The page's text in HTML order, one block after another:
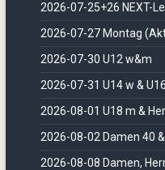
2026-07-25+26 NEXT-
2026-07-27 Montag
2026-07-30 U12 w&m
2026-07-31 U14 w &
2026-08-01 U18 m &
2026-08-02 Damen 40
2026-08-08 Damen,